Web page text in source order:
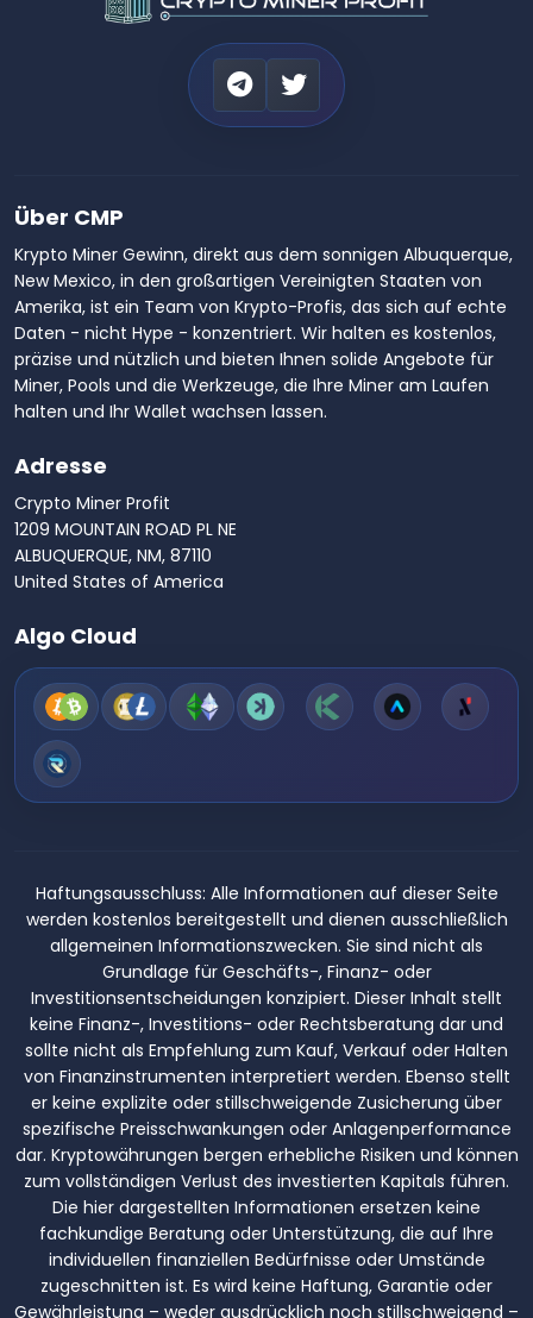
Über CMP
Krypto Miner Gewinn, direkt aus dem sonnigen Albuquerque,
New Mexico, in den großartigen Vereinigten Staaten von
Amerika, ist ein Team von Krypto-Profis, das sich auf echte
Daten - nicht Hype - konzentriert. Wir halten es kostenlos,
präzise und nützlich und bieten Ihnen solide Angebote für
Miner, Pools und die Werkzeuge, die Ihre Miner am Laufen
halten und Ihr Wallet wachsen lassen.
Adresse
Crypto Miner Profit
1209 MOUNTAIN ROAD PL NE
ALBUQUERQUE, NM, 87110
United States of America
Algo Cloud
Haftungsausschluss: Alle Informationen auf dieser Seite
werden kostenlos bereitgestellt und dienen ausschließlich
allgemeinen Informationszwecken. Sie sind nicht als
Grundlage für Geschäfts-, Finanz- oder
Investitionsentscheidungen konzipiert. Dieser Inhalt stellt
keine Finanz-, Investitions- oder Rechtsberatung dar und
sollte nicht als Empfehlung zum Kauf, Verkauf oder Halten
von Finanzinstrumenten interpretiert werden. Ebenso stellt
er keine explizite oder stillschweigende Zusicherung über
spezifische Preisschwankungen oder Anlagenperformance
dar. Kryptowährungen bergen erhebliche Risiken und können
zum vollständigen Verlust des investierten Kapitals führen.
Die hier dargestellten Informationen ersetzen keine
fachkundige Beratung oder Unterstützung, die auf Ihre
individuellen finanziellen Bedürfnisse oder Umstände
zugeschnitten ist. Es wird keine Haftung, Garantie oder
Gewährleistung – weder ausdrücklich noch stillschweigend –